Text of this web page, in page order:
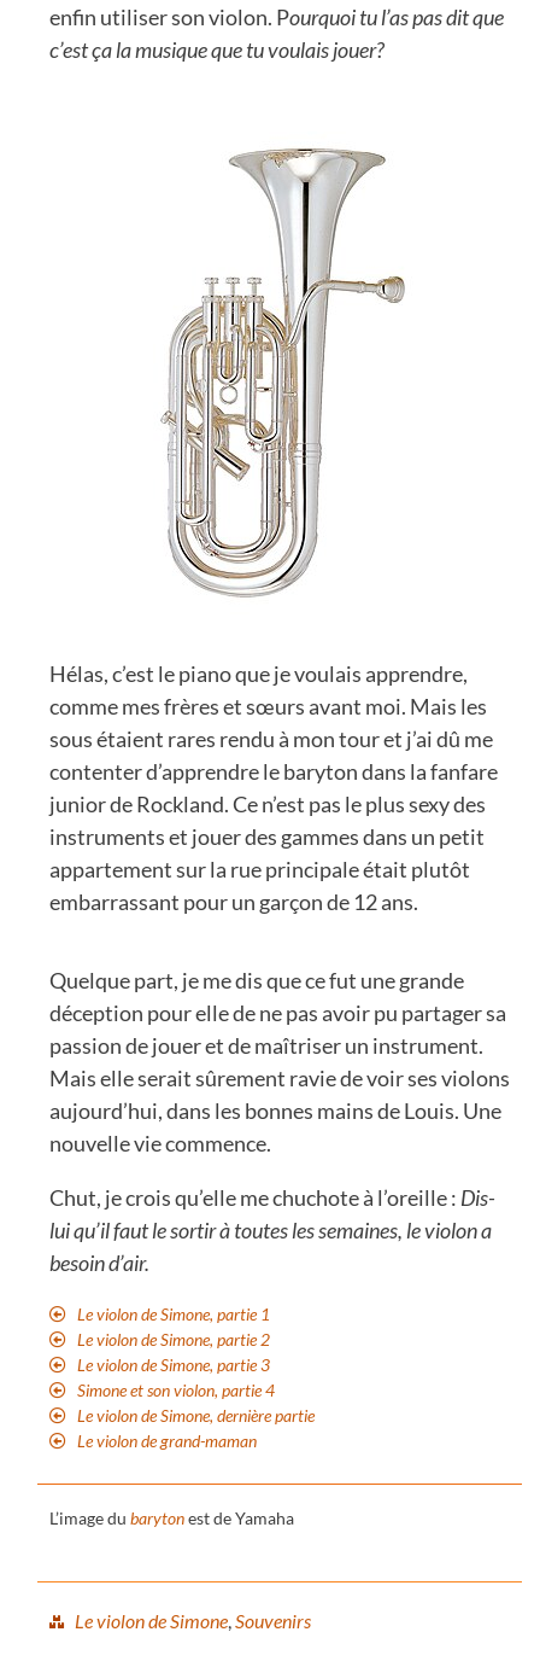
enfin utiliser son violon. Pourquoi tu l’as pas dit que
c’est ça la musique que tu voulais jouer?
Hélas, c’est le piano que je voulais apprendre,
comme mes frères et sœurs avant moi. Mais les
sous étaient rares rendu à mon tour et j’ai dû me
contenter d’apprendre le baryton dans la fanfare
junior de Rockland. Ce n’est pas le plus sexy des
instruments et jouer des gammes dans un petit
appartement sur la rue principale était plutôt
embarrassant pour un garçon de 12 ans.
Quelque part, je me dis que ce fut une grande
déception pour elle de ne pas avoir pu partager sa
passion de jouer et de maîtriser un instrument.
Mais elle serait sûrement ravie de voir ses violons
aujourd’hui, dans les bonnes mains de Louis. Une
nouvelle vie commence.
Chut, je crois qu’elle me chuchote à l’oreille : Dis-
lui qu’il faut le sortir à toutes les semaines, le violon a
besoin d’air.
Le violon de Simone, partie 1
Le violon de Simone, partie 2
Le violon de Simone, partie 3
Simone et son violon, partie 4
Le violon de Simone, dernière partie
Le violon de grand-maman
L’image du barytonest de Yamaha
Le violon de Simone,Souvenirs